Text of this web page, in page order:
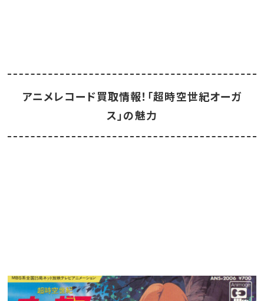
アニメレコード買取情報！「超時空世紀オーガ
ス」の魅力